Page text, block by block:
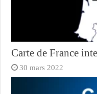
Carte de France
30 mars 2022